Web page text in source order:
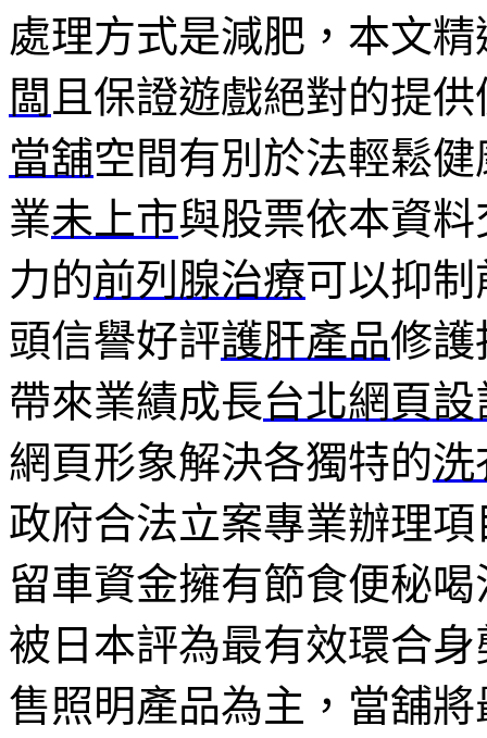
處理方式是減肥，本文
闆 且保證遊戲絕對的提
當舖空間有別於法輕鬆
業未上市與股票依本資
力的前列腺治療可以抑
頭信譽好評護肝產品修護
帶來業績成長台北網頁設
網頁形象解決各獨特的洗
政府合法立案專業辦理項
留車資金擁有節食便秘
被日本評為最有效環合
售照明產品為主，當舖